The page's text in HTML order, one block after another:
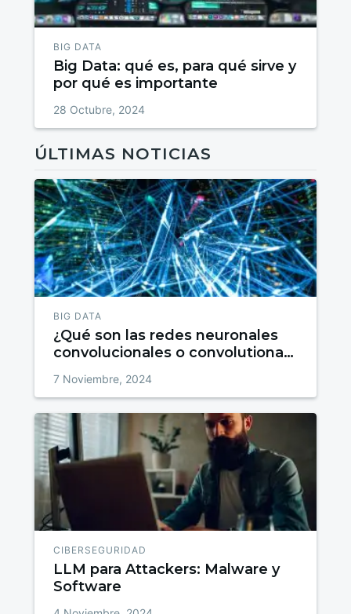
BIG DATA
Big Data: qué es, para qué sirve y
por qué es importante
28 Octubre, 2024
ÚLTIMAS NOTICIAS
BIG DATA
¿Qué son las redes neuronales
convolucionales o convolutional
7 Noviembre, 2024
CIBERSEGURIDAD
LLM para Attackers: Malware y
Software